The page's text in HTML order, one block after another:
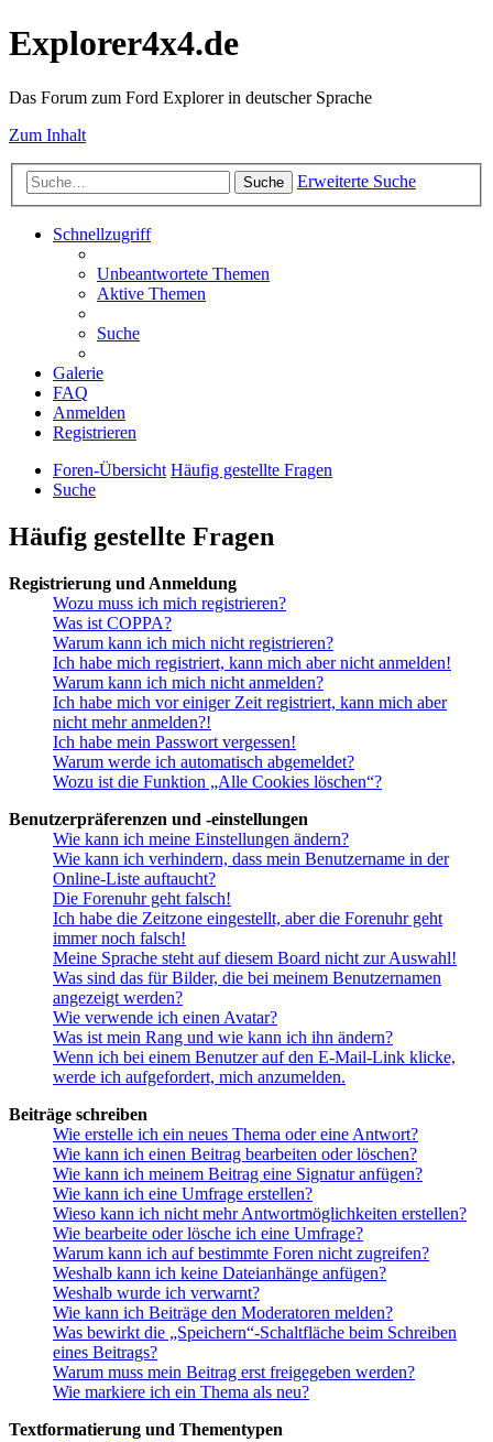
Explorer4x4.de
Das Forum zum Ford Explorer in deutscher Sprache
Zum Inhalt
Suche Erweiterte Suche
Schnellzugriff
Unbeantwortete Themen
Aktive Themen
Suche
Galerie
FAQ
Anmelden
Registrieren
Foren-Übersicht Häufig gestellte Fragen
Suche
Häufig gestellte Fragen
Registrierung und Anmeldung
Wozu muss ich mich registrieren?
Was ist COPPA?
Warum kann ich mich nicht registrieren?
Ich habe mich registriert, kann mich aber nicht anmelden!
Warum kann ich mich nicht anmelden?
Ich habe mich vor einiger Zeit registriert, kann mich aber
nicht mehr anmelden?!
Ich habe mein Passwort vergessen!
Warum werde ich automatisch abgemeldet?
Wozu ist die Funktion „Alle Cookies löschen“?
Benutzerpräferenzen und -einstellungen
Wie kann ich meine Einstellungen ändern?
Wie kann ich verhindern, dass mein Benutzername in der
Online-Liste auftaucht?
Die Forenuhr geht falsch!
Ich habe die Zeitzone eingestellt, aber die Forenuhr geht
immer noch falsch!
Meine Sprache steht auf diesem Board nicht zur Auswahl!
Was sind das für Bilder, die bei meinem Benutzernamen
angezeigt werden?
Wie verwende ich einen Avatar?
Was ist mein Rang und wie kann ich ihn ändern?
Wenn ich bei einem Benutzer auf den E-Mail-Link klicke,
werde ich aufgefordert, mich anzumelden.
Beiträge schreiben
Wie erstelle ich ein neues Thema oder eine Antwort?
Wie kann ich einen Beitrag bearbeiten oder löschen?
Wie kann ich meinem Beitrag eine Signatur anfügen?
Wie kann ich eine Umfrage erstellen?
Wieso kann ich nicht mehr Antwortmöglichkeiten erstellen?
Wie bearbeite oder lösche ich eine Umfrage?
Warum kann ich auf bestimmte Foren nicht zugreifen?
Weshalb kann ich keine Dateianhänge anfügen?
Weshalb wurde ich verwarnt?
Wie kann ich Beiträge den Moderatoren melden?
Was bewirkt die „Speichern“-Schaltfläche beim Schreiben
eines Beitrags?
Warum muss mein Beitrag erst freigegeben werden?
Wie markiere ich ein Thema als neu?
Textformatierung und Thementypen